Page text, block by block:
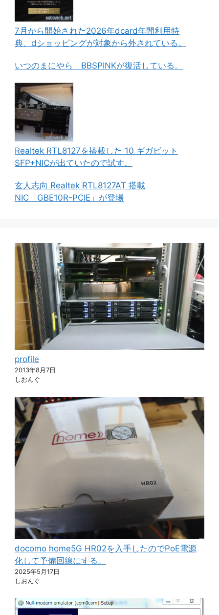
7月から開始された2026年dcard年間利用特
典、dショッピングが対象から外されている。
いつのまにやら BBSPINKが復活している。
Realtek RTL8127を搭載した 10 ギガビット
SFP+NICが出ていたので試す。
玄人志向 Realtek RTL8127AT 搭載
NIC「GBE10R-PCIE」が登場
profile
2013年8月7日
しおんぐ
docomo home5G HR02を入手したのでPoE電源
化して予備回線にする。
2025年5月17日
しおんぐ